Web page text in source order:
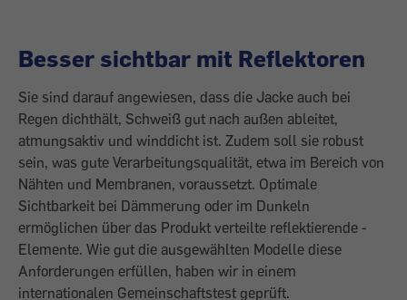
Besser sichtbar mit Reflektoren
Sie sind darauf angewiesen, dass die Jacke auch bei
Regen dichthält, Schweiß gut nach außen ableitet,
atmungsaktiv und winddicht ist. Zudem soll sie robust
sein, was gute Verarbeitungsqualität, etwa im Bereich von
Nähten und Membranen, voraussetzt. Optimale
Sichtbarkeit bei Dämmerung oder im Dunkeln
ermöglichen über das Produkt verteilte reflektierende ­
Elemente. Wie gut die ausgewählten ­Modelle diese
Anforderungen erfüllen, haben wir in einem
internationalen Gemeinschaftstest geprüft.